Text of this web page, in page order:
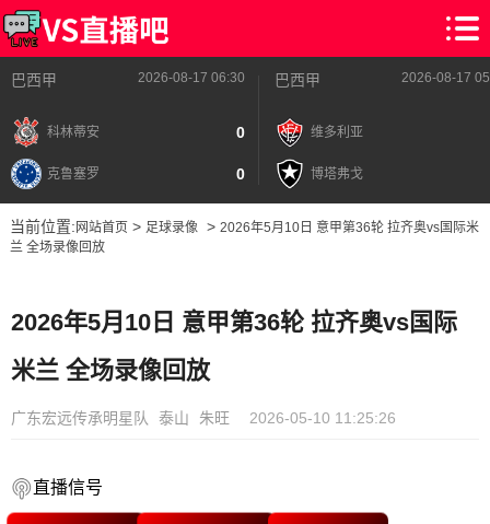
巴西甲 2026-08-17 06:30
科林蒂安 0
克鲁塞罗 0
巴西甲 2026-08-17
维多利亚
博塔弗戈
当前位置: 网站首页> 足球录像 > 2026年5月10日 意甲第36轮 拉齐奥vs国际米
兰 全场录像回放
2026年5月10日 意甲第36轮 拉齐奥vs国际
米兰 全场录像回放
广东宏远传承明星队 泰山 朱旺 2026-05-10 11:25:26
直播信号